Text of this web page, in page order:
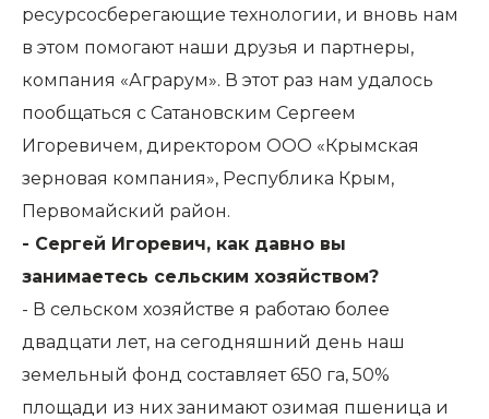
ресурсосберегающие технологии, и вновь нам
в этом помогают наши друзья и партнеры,
компания «Аграрум». В этот раз нам удалось
пообщаться с Сатановским Сергеем
Игоревичем, директором ООО «Крымская
зерновая компания», Республика Крым,
Первомайский район.
- Сергей Игоревич, как давно вы
занимаетесь сельским хозяйством?
- В сельском хозяйстве я работаю более
двадцати лет, на сегодняшний день наш
земельный фонд составляет 650 га, 50%
площади из них занимают озимая пшеница и